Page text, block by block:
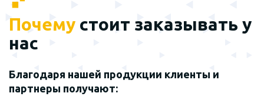
Почему стоит заказывать у
нас
Благодаря нашей продукции клиенты и
партнеры получают: